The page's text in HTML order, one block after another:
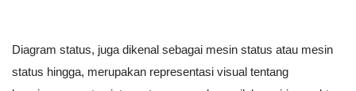
Diagram status, juga dikenal sebagai mesin status atau mesin
status hingga, merupakan representasi visual tentang